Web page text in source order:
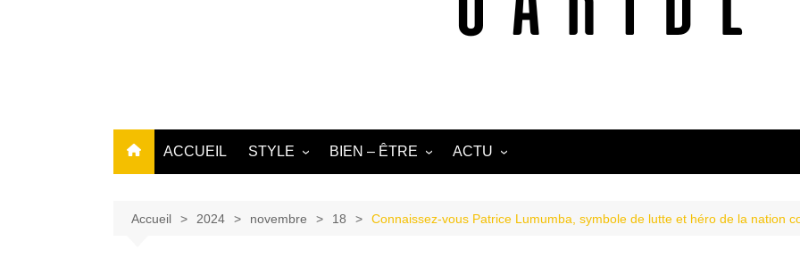
ACCUEIL STYLE
MODE
BIEN – ÊTRE
LOCKS
ACTU
CARAÏBE
Accueil 2024 novembre 18 Connaissez-vous Patrice Lumumba, symbole de lutte et héro de la nation